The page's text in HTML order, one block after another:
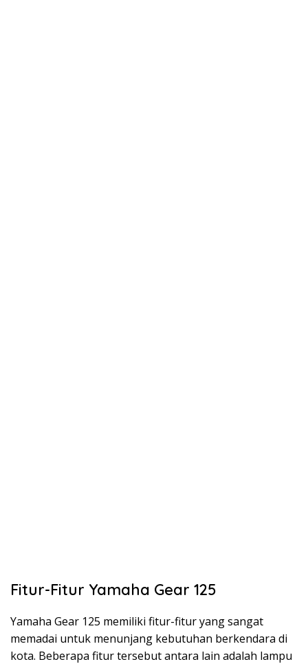
Fitur-Fitur Yamaha Gear 125
Yamaha Gear 125 memiliki fitur-fitur yang sangat
memadai untuk menunjang kebutuhan berkendara di
kota. Beberapa fitur tersebut antara lain adalah lampu